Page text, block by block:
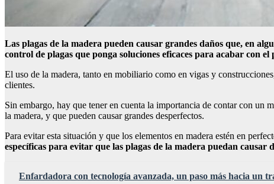
Las plagas de la madera pueden causar grandes daños que, en
control de plagas que ponga soluciones eficaces para acabar con el
El uso de la madera, tanto en mobiliario como en vigas y
clientes.
Sin embargo, hay que tener en cuenta la importancia de contar con un
la madera, y que pueden causar grandes desperfectos.
Para evitar esta situación y que los elementos en madera estén en
específicas para evitar que las plagas de la madera puedan causar
Enfardadora con tecnología avanzada, un paso más hacia un